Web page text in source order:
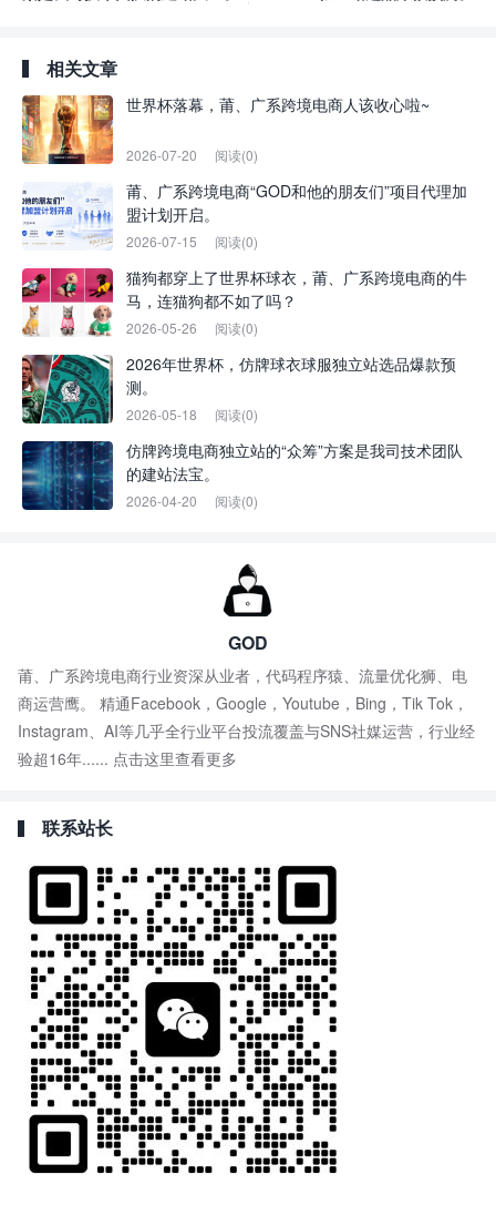
相关文章
世界杯落幕，莆、广系跨境电商人该收心啦~
2026-07-20 阅读(0)
莆、广系跨境电商“GOD和他的朋友们”项目代理加
盟计划开启。
2026-07-15 阅读(0)
猫狗都穿上了世界杯球衣，莆、广系跨境电商的牛
马，连猫狗都不如了吗？
2026-05-26 阅读(0)
2026年世界杯，仿牌球衣球服独立站选品爆款预
测。
2026-05-18 阅读(0)
仿牌跨境电商独立站的“众筹”方案是我司技术团队
的建站法宝。
2026-04-20 阅读(0)
GOD
莆、广系跨境电商行业资深从业者，代码程序猿、流量优化狮、电
商运营鹰。 精通Facebook，Google，Youtube，Bing，Tik Tok，
Instagram、AI等几乎全行业平台投流覆盖与SNS社媒运营，行业经
验超16年...... 点击这里查看更多
联系站长